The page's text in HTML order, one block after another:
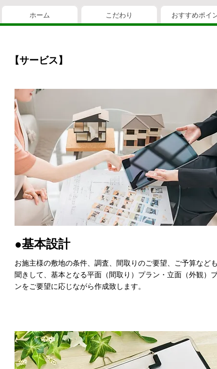
ホーム こだわり おすすめポイ
【サービス】
●基本設計
お施主様の敷地の条件、調査、間取りのご要望、ご予算など
聞きして、基本となる平面（間取り）プラン・立面（外観）
ンをご要望に応じながら作成致します。